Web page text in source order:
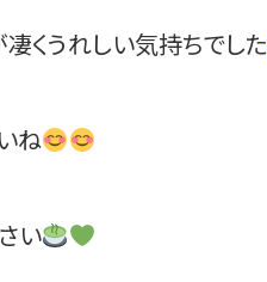
くうれしい気持ちでした
ね
い